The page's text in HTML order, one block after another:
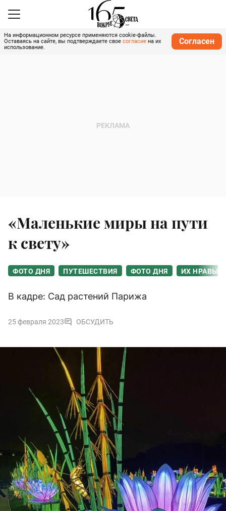
На информационном ресурсе применяются cookie-файлы.
Оставаясь на сайте, вы подтверждаете свое согласие на их
использование.
Согласен
«Маленькие миры на пути
к свету»
ФОТО ДНЯ ПУТЕШЕСТВИЯ ФОТО ДНЯ ИХ НРАВЫ
В кадре: Сад растений Парижа
25 февраля 2023 ОБСУДИТЬ